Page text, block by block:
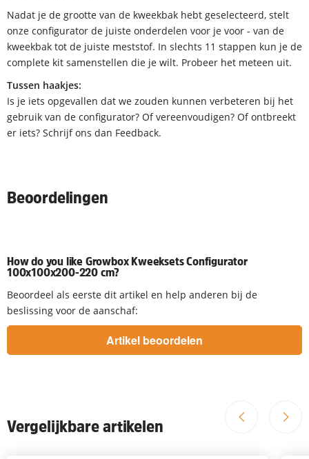
Nadat je de grootte van de kweekbak hebt geselecteerd, stelt
onze configurator de juiste onderdelen voor je voor - van de
kweekbak tot de juiste meststof. In slechts 11 stappen kun je de
complete kit samenstellen die je wilt. Probeer het meteen uit.
Tussen haakjes:
Is je iets opgevallen dat we zouden kunnen verbeteren bij het
gebruik van de configurator? Of vereenvoudigen? Of ontbreekt
er iets? Schrijf ons dan Feedback.
Beoordelingen
How do you like Growbox Kweeksets Configurator
100x100x200-220 cm?
Beoordeel als eerste dit artikel en help anderen bij de
beslissing voor de aanschaf:
Vergelijkbare artikelen